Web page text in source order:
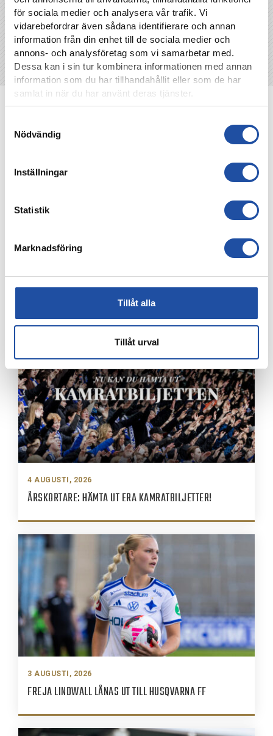
för sociala medier och analysera vår trafik. Vi
vidarebefordrar även sådana identifierare och annan
information från din enhet till de sociala medier och
annons- och analysföretag som vi samarbetar med.
Dessa kan i sin tur kombinera informationen med annan
information som du har tillhandahållit eller som de har
samlat in när du har använt deras tjänster.
Nödvändig
Inställningar
Statistik
Marknadsföring
Tillåt alla
Tillåt urval
NYHETER
FARTFYLLD OCH TÄT MATCH I LIGACUPEN – KYLIAN
NÄTADE MOT DJURGÅRDEN
4 AUGUSTI, 2026
ÅRSKORTARE: HÄMTA UT ERA KAMRATBILJETTER!
3 AUGUSTI, 2026
FREJA LINDWALL LÅNAS UT TILL HUSQVARNA FF